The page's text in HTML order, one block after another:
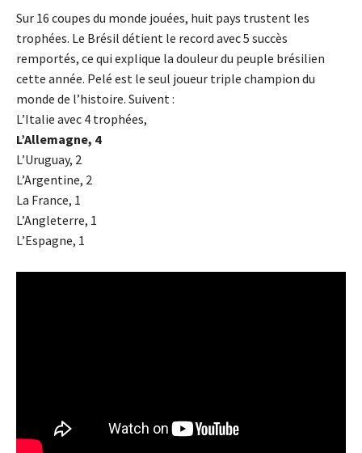
Sur 16 coupes du monde jouées, huit pays trustent les
trophées. Le Brésil détient le record avec 5 succès
remportés, ce qui explique la douleur du peuple brésilien
cette année. Pelé est le seul joueur triple champion du
monde de l’histoire. Suivent :
L’Italie avec 4 trophées,
L’Allemagne, 4
L’Uruguay, 2
L’Argentine, 2
La France, 1
L’Angleterre, 1
L’Espagne, 1